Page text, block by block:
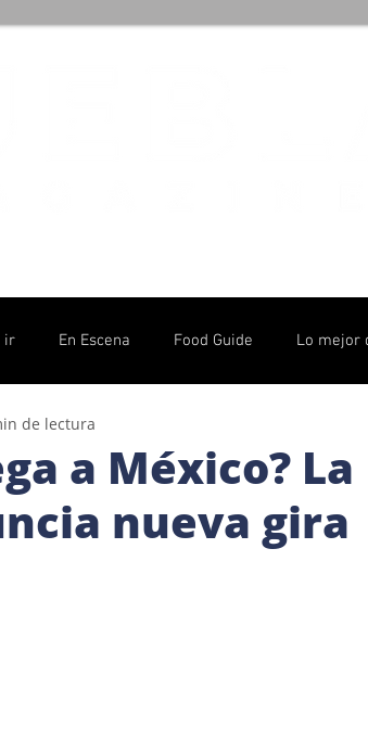
ir En Escena Food Guide Lo mejor
a México? La
nueva gira
de lectura